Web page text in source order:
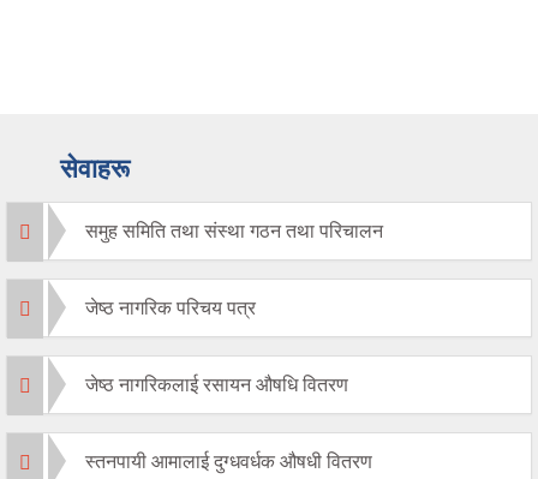
सेवाहरू
समुह समिति तथा संस्था गठन तथा परिचालन
जेष्ठ नागरिक परिचय पत्र
जेष्ठ नागरिकलाई रसायन औषधि वितरण
स्तनपायी आमालाई दुग्धवर्धक औषधी वितरण